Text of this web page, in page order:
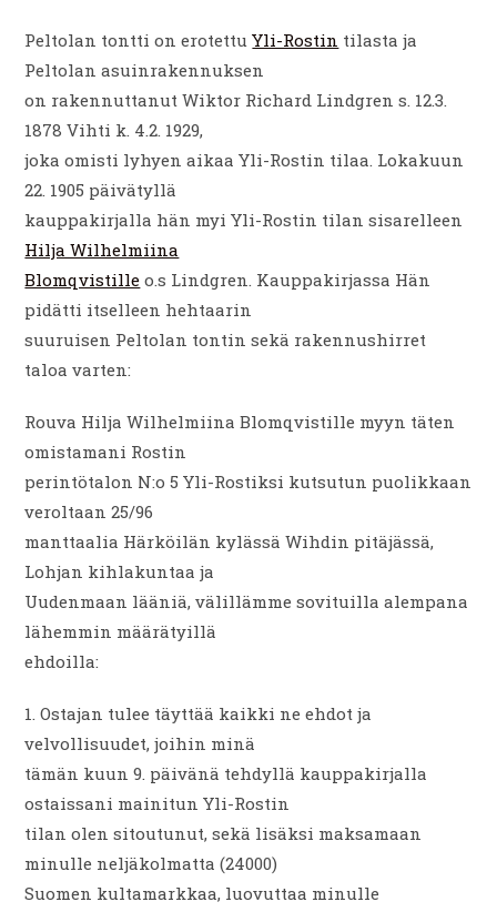
Peltolan tontti on erotettuYli-Rostin tilasta ja
Peltolan asuinrakennuksen
on rakennuttanut Wiktor Richard Lindgren s. 12.3.
1878 Vihti k. 4.2. 1929,
joka omisti lyhyen aikaa Yli-Rostin tilaa. Lokakuun
22. 1905 päivätyllä
kauppakirjalla hän myi Yli-Rostin tilan sisarelleen
Hilja Wilhelmiina
Blomqvistille o.s Lindgren. Kauppakirjassa Hän
pidätti itselleen hehtaarin
suuruisen Peltolan tontin sekä rakennushirret
taloa varten:
Rouva Hilja Wilhelmiina Blomqvistille myyn täten
omistamani Rostin
perintötalon N:o 5 Yli-Rostiksi kutsutun puolikkaan
veroltaan 25/96
manttaalia Härköilän kylässä Wihdin pitäjässä,
Lohjan kihlakuntaa ja
Uudenmaan lääniä, välillämme sovituilla alempana
lähemmin määrätyillä
ehdoilla:
1. Ostajan tulee täyttää kaikki ne ehdot ja
velvollisuudet, joihin minä
tämän kuun 9. päivänä tehdyllä kauppakirjalla
ostaissani mainitun Yli-Rostin
tilan olen sitoutunut, sekä lisäksi maksamaan
minulle neljäkolmatta (24000)
Suomen kultamarkkaa, luovuttaa minulle